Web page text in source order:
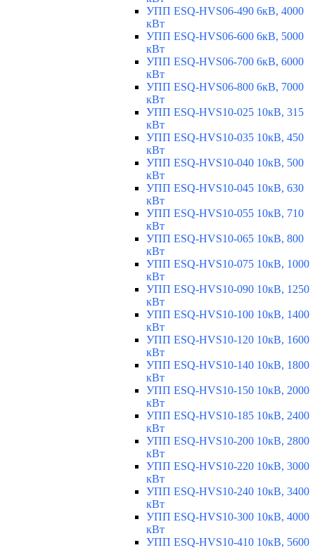
УПП ESQ-HVS06-490 6кВ, 4000
кВт
УПП ESQ-HVS06-600 6кВ, 5000
кВт
УПП ESQ-HVS06-700 6кВ, 6000
кВт
УПП ESQ-HVS06-800 6кВ, 7000
кВт
УПП ESQ-HVS10-025 10кВ, 315
кВт
УПП ESQ-HVS10-035 10кВ, 450
кВт
УПП ESQ-HVS10-040 10кВ, 500
кВт
УПП ESQ-HVS10-045 10кВ, 630
кВт
УПП ESQ-HVS10-055 10кВ, 710
кВт
УПП ESQ-HVS10-065 10кВ, 800
кВт
УПП ESQ-HVS10-075 10кВ, 1000
кВт
УПП ESQ-HVS10-090 10кВ, 1250
кВт
УПП ESQ-HVS10-100 10кВ, 1400
кВт
УПП ESQ-HVS10-120 10кВ, 1600
кВт
УПП ESQ-HVS10-140 10кВ, 1800
кВт
УПП ESQ-HVS10-150 10кВ, 2000
кВт
УПП ESQ-HVS10-185 10кВ, 2400
кВт
УПП ESQ-HVS10-200 10кВ, 2800
кВт
УПП ESQ-HVS10-220 10кВ, 3000
кВт
УПП ESQ-HVS10-240 10кВ, 3400
кВт
УПП ESQ-HVS10-300 10кВ, 4000
кВт
УПП ESQ-HVS10-410 10кВ, 5600